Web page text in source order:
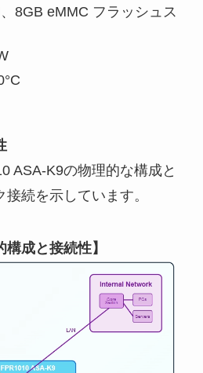
8GB eMMC フラッシュス
ASA-K9の物理的な構成と
続を示しています。
構成と接続性】